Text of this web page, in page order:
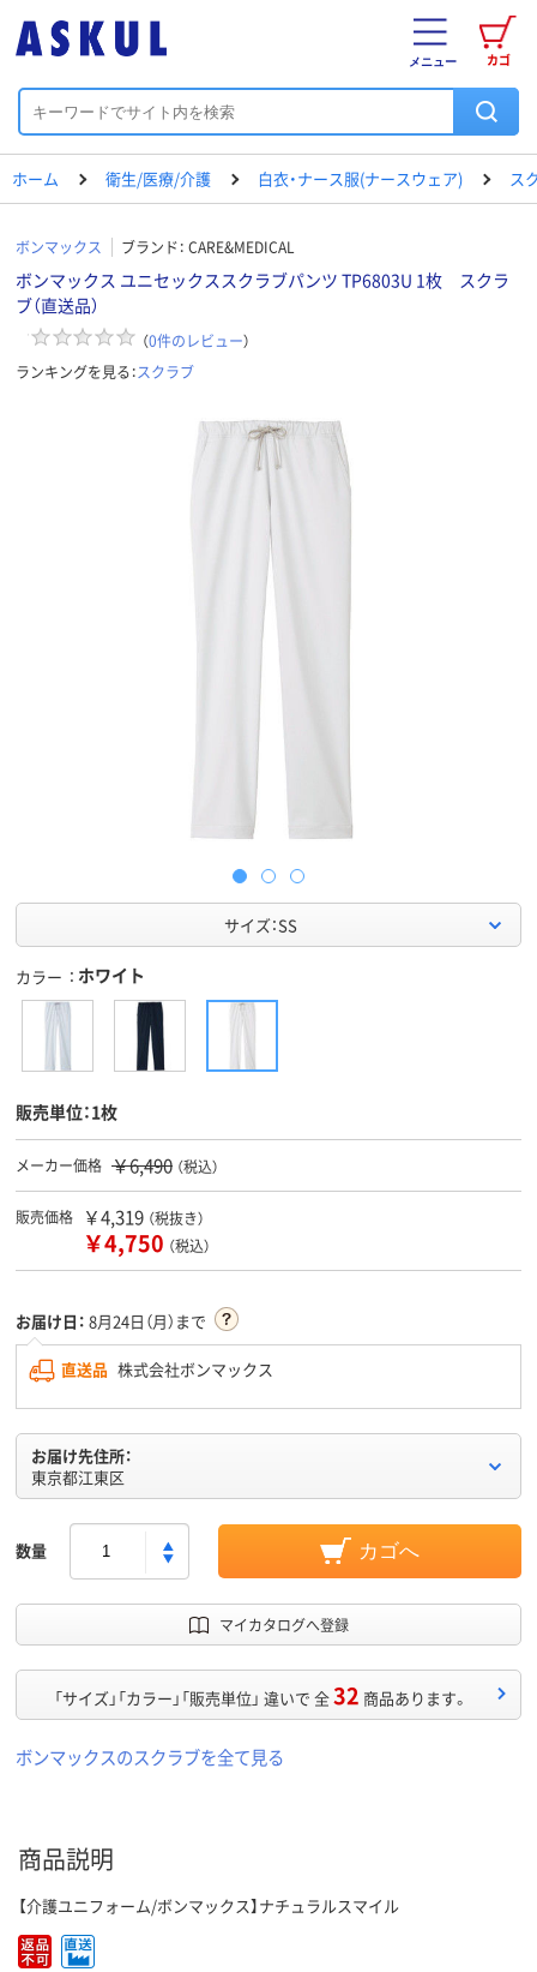
カゴ
メニュー
ホーム 衛生/医療/介護 白衣・ナース服(ナースウェア) ス
ボンマックス ブランド： CARE&MEDICAL
ボンマックス ユニセックススクラブパンツ TP6803U 1枚 スクラ
ブ（直送品）
（0件のレビュー）
ランキングを見る：スクラブ
サイズ：SS
カラー ホワイト
販売単位：1枚
メーカー価格 ￥6,490 （税込）
販売価格 ￥4,319 （税抜き）
￥4,750 （税込）
お届け日： 8月24日（月）まで
直送品 株式会社ボンマックス
お届け先住所：
東京都江東区
数量 カゴへ
マイカタログへ登録
「サイズ」「カラー」「販売単位」 違いで 全32 商品あります。
ボンマックスのスクラブを全て見る
商品説明
【介護ユニフォーム/ボンマックス】ナチュラルスマイル